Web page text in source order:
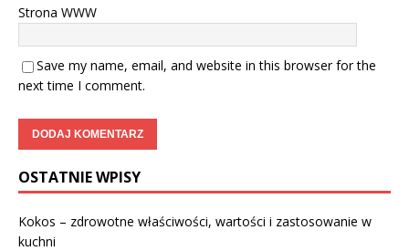
Strona WWW
Save my name, email, and website in this browser for the
next time I comment.
OSTATNIE WPISY
Kokos – zdrowotne właściwości, wartości i zastosowanie w
kuchni